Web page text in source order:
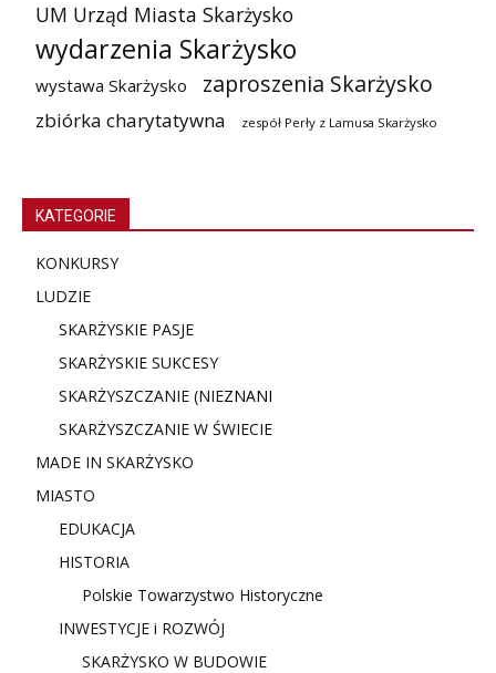
UM Urząd Miasta Skarżysko
wydarzenia Skarżysko
wystawa Skarżysko zaproszenia Skarżysko
zbiórka charytatywna zespół Perły z Lamusa Skarżysko
KATEGORIE
KONKURSY
LUDZIE
SKARŻYSKIE PASJE
SKARŻYSKIE SUKCESY
SKARŻYSZCZANIE (NIEZNANI
SKARŻYSZCZANIE W ŚWIECIE
MADE IN SKARŻYSKO
MIASTO
EDUKACJA
HISTORIA
Polskie Towarzystwo Historyczne
INWESTYCJE i ROZWÓJ
SKARŻYSKO W BUDOWIE